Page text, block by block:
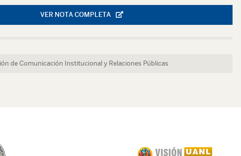
VER NOTA COMPLETA
de Comunicación Institucional y Relaciones Públicas